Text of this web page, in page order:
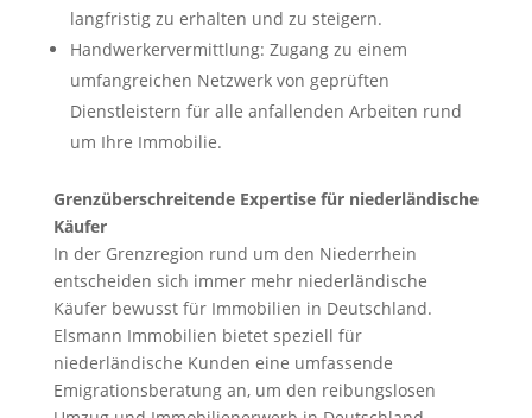
langfristig zu erhalten und zu steigern.
Handwerkervermittlung: Zugang zu einem
umfangreichen Netzwerk von geprüften
Dienstleistern für alle anfallenden Arbeiten rund
um Ihre Immobilie.
Grenzüberschreitende Expertise für niederländische
Käufer
In der Grenzregion rund um den Niederrhein
entscheiden sich immer mehr niederländische
Käufer bewusst für Immobilien in Deutschland.
Elsmann Immobilien bietet speziell für
niederländische Kunden eine umfassende
Emigrationsberatung an, um den reibungslosen